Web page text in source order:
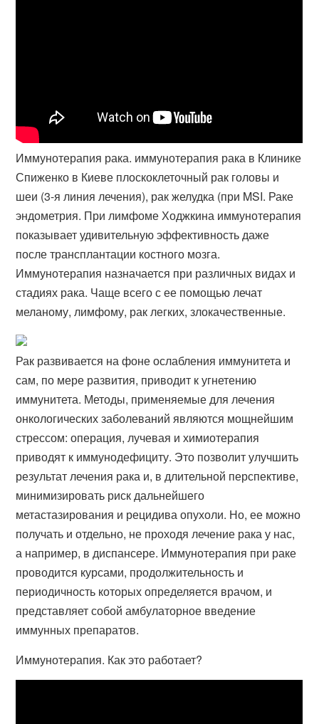
Иммунотерапия рака. иммунотерапия рака в Клинике
Спиженко в Киеве плоскоклеточный рак головы и
шеи (3-я линия лечения), рак желудка (при MSI. Раке
эндометрия. При лимфоме Ходжкина иммунотерапия
показывает удивительную эффективность даже
после трансплантации костного мозга.
Иммунотерапия назначается при различных видах и
стадиях рака. Чаще всего с ее помощью лечат
меланому, лимфому, рак легких, злокачественные​.
Рак развивается на фоне ослабления иммунитета и
сам, по мере развития, приводит к угнетению
иммунитета. Методы, применяемые для лечения
онкологических заболеваний являются мощнейшим
стрессом: операция, лучевая и химиотерапия
приводят к иммунодефициту. Это позволит улучшить
результат лечения рака и, в длительной перспективе,
минимизировать риск дальнейшего
метастазирования и рецидива опухоли. Но, ее можно
получать и отдельно, не проходя лечение рака у нас,
а например, в диспансере. Иммунотерапия при раке
проводится курсами, продолжительность и
периодичность которых определяется врачом, и
представляет собой амбулаторное введение
иммунных препаратов.
Иммунотерапия. Как это работает?